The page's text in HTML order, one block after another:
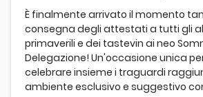
È finalmente arrivato il momento
consegna degli attestati a tutti gli
primaverili e dei tastevin ai neo
Delegazione! Un'occasione unica
celebrare insieme i traguardi
ambiente esclusivo e suggestivo